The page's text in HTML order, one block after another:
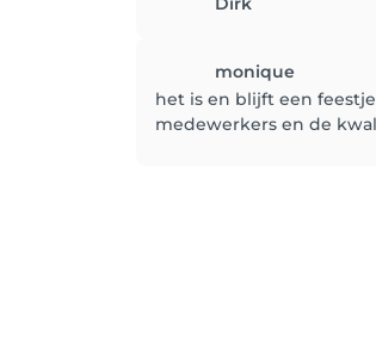
monique
het is en blijft een
medewerkers en de